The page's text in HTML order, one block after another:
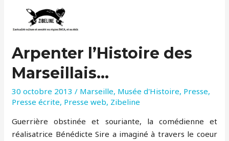
Arpenter l’Histoire des
Marseillais…
30 octobre 2013 / Marseille, Musée d'Histoire, Presse,
Presse écrite, Presse web, Zibeline
Guerrière obstinée et souriante, la comédienne et
réalisatrice Bénédicte Sire a imaginé à travers le coeur